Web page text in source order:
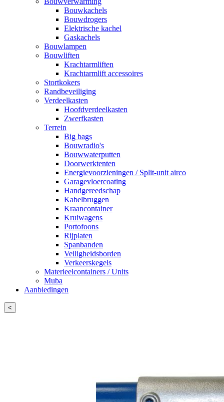
Bouwkachels
Bouwdrogers
Elektrische kachel
Gaskachels
Bouwlampen
Bouwliften
Krachtarmliften
Krachtarmlift accessoires
Stortkokers
Randbeveiliging
Verdeelkasten
Hoofdverdeelkasten
Zwerfkasten
Terrein
Big bags
Bouwradio's
Bouwwaterputten
Doorwerktenten
Energievoorzieningen / Split-unit airco
Garagevloercoating
Handgereedschap
Kabelbruggen
Kraancontainer
Kruiwagens
Portofoons
Rijplaten
Spanbanden
Veiligheidsborden
Verkeerskegels
Materieelcontainers / Units
Muba
Aanbiedingen
<